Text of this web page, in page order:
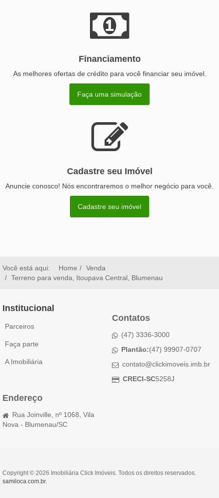
Financiamento
As melhores ofertas de crédito para você financiar seu imóvel.
Faça uma simulação
Cadastre seu Imóvel
Anuncie conosco! Nós encontraremos o melhor negócio para você.
Cadastre seu imóvel
Você está aqui: Home
Venda
Terreno para venda, Itoupava Central, Blumenau
Institucional
Parceiros
Faça parte
A Imobiliária
Contatos
(47) 3336-3000
Plantão:(47) 99907-0707
contato@clickimoveis.imb.br
CRECI-SC5258J
Endereço
Rua Joinville, nº 1068, Vila
Nova - Blumenau/SC
Copyright © 2026 Imobiliária Click Imóveis. Todos os direitos reservados.
samiloca.com.br.